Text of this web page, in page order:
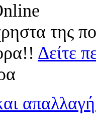
της
Δείτε
απαλλαγή